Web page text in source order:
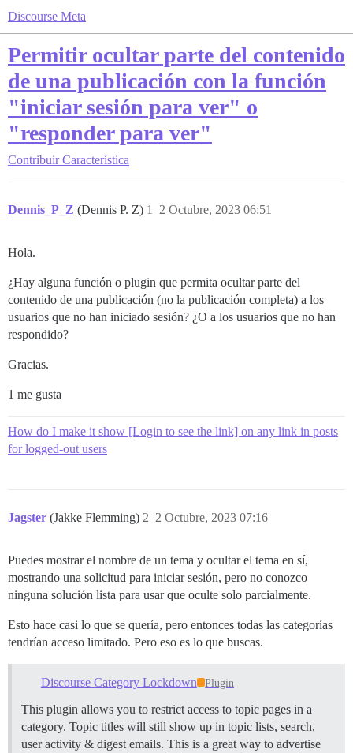
Discourse Meta
Permitir ocultar parte del contenido
de una publicación con la función
"iniciar sesión para ver" o
"responder para ver"
Contribuir Característica
Dennis_P_Z (Dennis P. Z) 2 Octubre, 2023 06:51
1
Hola.
¿Hay alguna función o plugin que permita ocultar parte del
contenido de una publicación (no la publicación completa) a los
usuarios que no han iniciado sesión? ¿O a los usuarios que no han
respondido?
Gracias.
1 me gusta
How do I make it show [Login to see the link] on any link in posts
for logged-out users
Jagster (Jakke Flemming) 2 Octubre, 2023 07:16
2
Puedes mostrar el nombre de un tema y ocultar el tema en sí,
mostrando una solicitud para iniciar sesión, pero no conozco
ninguna solución lista para usar que oculte solo parcialmente.
Esto hace casi lo que se quería, pero entonces todas las categorías
tendrían acceso limitado. Pero eso es lo que buscas.
Discourse Category Lockdown Plugin
This plugin allows you to restrict access to topic pages in a
category. Topic titles will still show up in topic lists, search,
user activity & digest emails. This is a great way to advertise